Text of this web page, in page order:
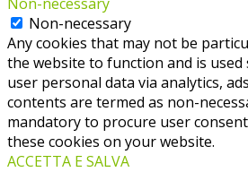
Non-necessary
Any cookies that may not be
the website to function and is used
user personal data via analytics,
contents are termed as non-
mandatory to procure user
these cookies on your website.
ACCETTA E SALVA